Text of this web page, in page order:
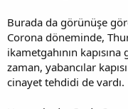
Burada da görünüşe
Corona döneminde,
ikametgahının
zaman, yabancılar
cinayet tehdidi de vardı.